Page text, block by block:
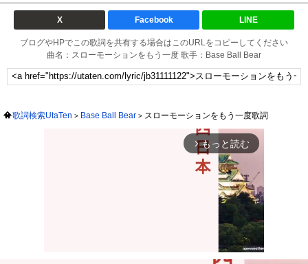
X Facebook LINE
ブログやHPでこの歌詞を共有する場合はこのURLをコピーしてください
曲名：スローモーションをもう一度 歌手：Base Ball Bear
歌詞検索UtaTen Base Ball Bear スローモーションをもう一度歌詞
arrow_forward_ios もっと読む